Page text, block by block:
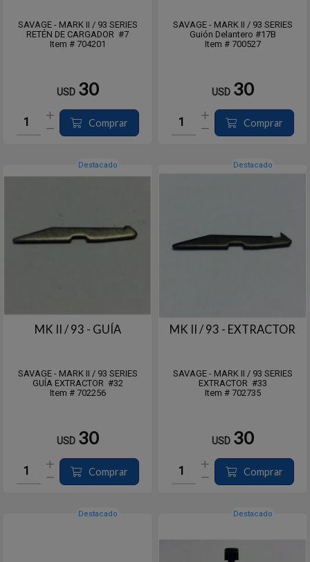
SAVAGE - MARK II / 93 SERIES
RETÉN DE CARGADOR #7
Item # 704201
USD 30
Comprar
SAVAGE - MARK II / 93 SERIES
Guión Delantero #17B
Item # 700527
USD 30
Comprar
Destacado
MK II / 93 - GUÍA
SAVAGE - MARK II / 93 SERIES
GUÍA EXTRACTOR #32
Item # 702256
USD 30
Comprar
Destacado
MK II / 93 - EXTRACTOR
SAVAGE - MARK II / 93 SERIES
EXTRACTOR #33
Item # 702735
USD 30
Comprar
Destacado Destacado